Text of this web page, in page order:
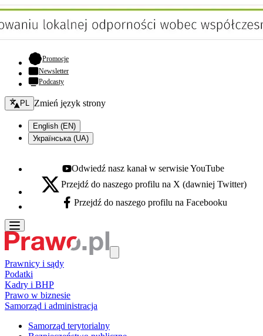
Promocje- otwiera się w nowej karcie
Newsletter
Podcasty
Zmień język - bieżący:
PL Zmień język strony
English (EN)
Українська (UA)
Youtube - otwiera się w nowej karcie
Odwiedź nasz kanał w serwisie YouTube
X - otwiera się w nowej karcie
Przejdź do naszego profilu na X (dawniej Twitter)
Facebook - otwiera się w nowej karcie
Przejdź do naszego profilu na Facebooku
Prawnicy i sądy
Podatki
Kadry i BHP
Prawo w biznesie
Samorząd i administracja
Samorząd terytorialny